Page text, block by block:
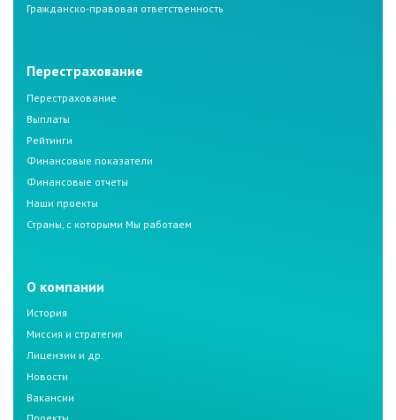
Гражданско-правовая ответственность
Перестрахование
Перестрахование
Выплаты
Рейтинги
Финансовые показатели
Финансовые отчеты
Наши проекты
Страны, с которыми Мы работаем
О компании
История
Миссия и стратегия
Лицензии и др.
Новости
Вакансии